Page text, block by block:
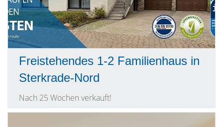
Freistehendes 1-2 Familienhaus in
Sterkrade-Nord
Nach 25 Wochen verkauft!